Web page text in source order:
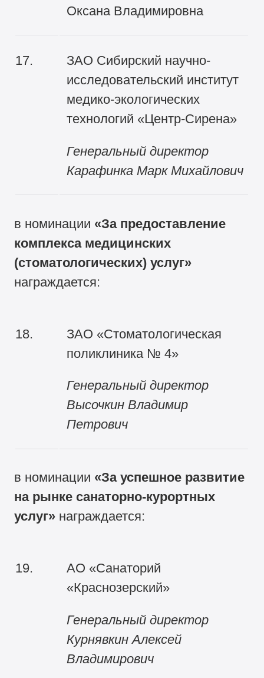
Оксана Владимировна
17.
ЗАО Сибирский научно-
исследовательский институт
медико-экологических
технологий «Центр-Сирена»
Генеральный директор
Карафинка Марк Михайлович
в номинации «За предоставление
комплекса медицинских
(стоматологических) услуг»
награждается:
18.
ЗАО «Стоматологическая
поликлиника № 4»
Генеральный директор
Высочкин Владимир
Петрович
в номинации «За успешное развитие
на рынке санаторно-курортных
услуг» награждается:
19.
АО «Санаторий
«Краснозерский»
Генеральный директор
Курнявкин Алексей
Владимирович